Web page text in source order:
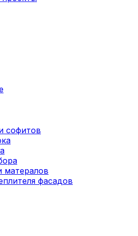
софитов
матералов
фасадов